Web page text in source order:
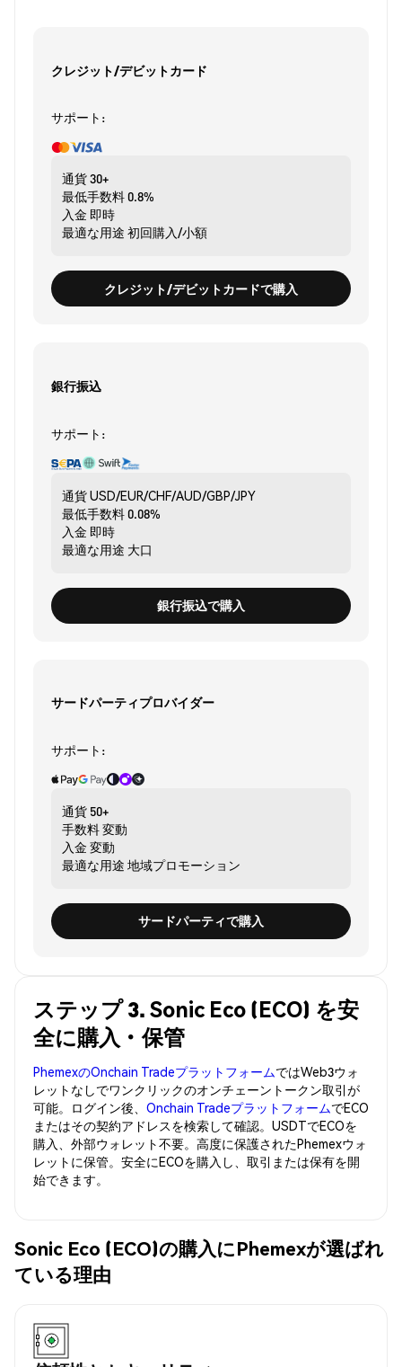
クレジット/デビットカード
サポート:
通貨30+
最低手数料0.8%
入金 即時
最適な用途 初回購入/小額
クレジット/デビットカードで購入
銀行振込
サポート:
通貨USD/EUR/CHF/AUD/GBP/JPY
最低手数料0.08%
入金 即時
最適な用途 大口
銀行振込で購入
サードパーティプロバイダー
サポート:
通貨 50+
手数料変動
入金 変動
最適な用途 地域プロモーション
サードパーティで購入
ステップ 3. Sonic Eco (ECO) を安
全に購入・保管
PhemexのOnchain TradeプラットフォームではWeb3ウォ
レットなしでワンクリックのオンチェーントークン取引が
可能。ログイン後、 Onchain TradeプラットフォームでECO
またはその契約アドレスを検索して確認。USDTでECOを
購入、外部ウォレット不要。高度に保護されたPhemexウォ
レットに保管。安全にECOを購入し、取引または保有を開
始できます。
Sonic Eco (ECO)の購入にPhemexが選ばれ
ている理由